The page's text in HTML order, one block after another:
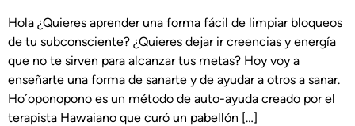
Hola ¿Quieres aprender una forma fácil de limpiar bloqueos
de tu subconsciente? ¿Quieres dejar ir creencias y energía
que no te sirven para alcanzar tus metas? Hoy voy a
enseñarte una forma de sanarte y de ayudar a otros a sanar.
Ho´oponopono es un método de auto-ayuda creado por el
terapista Hawaiano que curó un pabellón […]